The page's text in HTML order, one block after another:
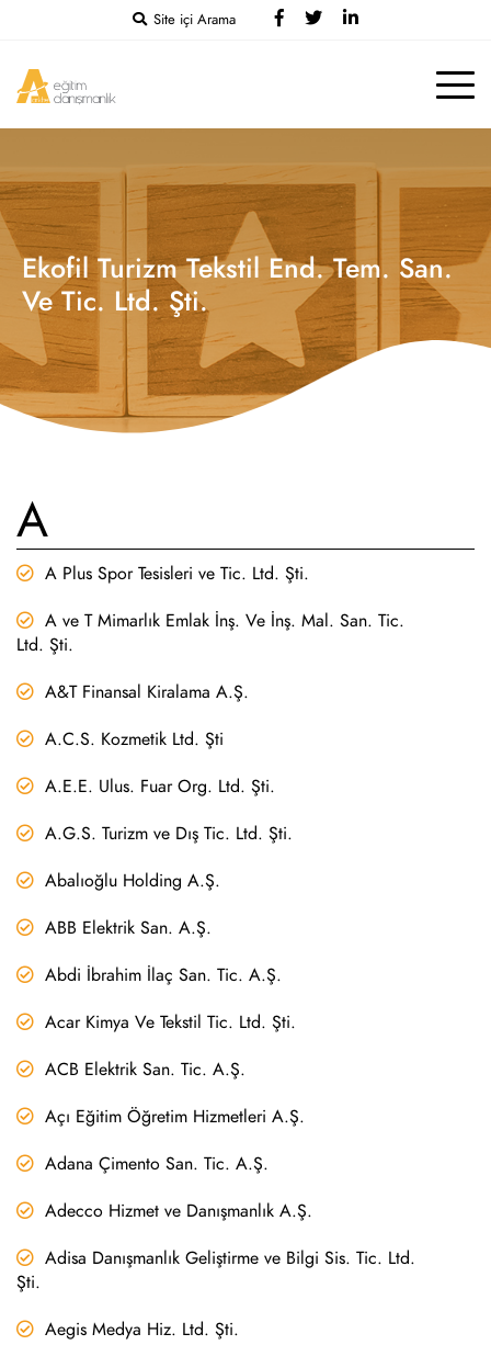
Site içi Arama
Ekofil Turizm Tekstil End. Tem. San.
Ve Tic. Ltd. Şti.
A
A Plus Spor Tesisleri ve Tic. Ltd. Şti.
A ve T Mimarlık Emlak İnş. Ve İnş. Mal. San. Tic.
Ltd. Şti.
A&T Finansal Kiralama A.Ş.
A.C.S. Kozmetik Ltd. Şti
A.E.E. Ulus. Fuar Org. Ltd. Şti.
A.G.S. Turizm ve Dış Tic. Ltd. Şti.
Abalıoğlu Holding A.Ş.
ABB Elektrik San. A.Ş.
Abdi İbrahim İlaç San. Tic. A.Ş.
Acar Kimya Ve Tekstil Tic. Ltd. Şti.
ACB Elektrik San. Tic. A.Ş.
Açı Eğitim Öğretim Hizmetleri A.Ş.
Adana Çimento San. Tic. A.Ş.
Adecco Hizmet ve Danışmanlık A.Ş.
Adisa Danışmanlık Geliştirme ve Bilgi Sis. Tic. Ltd.
Şti.
Aegis Medya Hiz. Ltd. Şti.